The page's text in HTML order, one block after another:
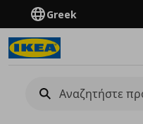
Greek